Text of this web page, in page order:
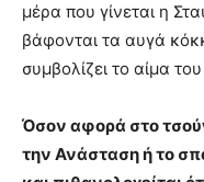
μέρα που γίνεται η
βάφονται τα αυγά
συμβολίζει το αίμα
Όσον αφορά στο
την Ανάσταση ή το